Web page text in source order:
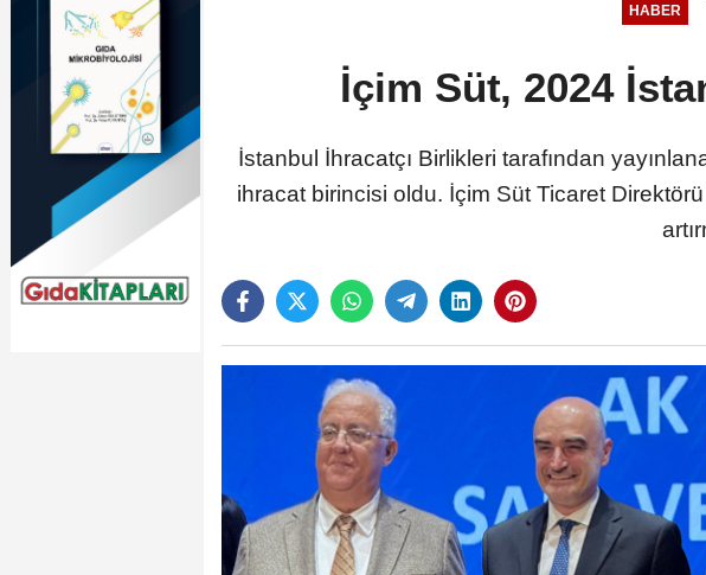
HABER
İçim Süt, 2024
İstanbul İhracatçı Birlikleri tarafından
ihracat birincisi oldu. İçim Süt Ticaret